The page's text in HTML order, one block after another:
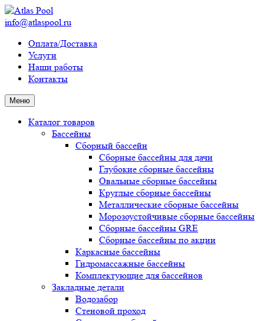
info@atlaspool.ru
Оплата/Доставка
Услуги
Наши работы
Контакты
Меню
Каталог товаров
Бассейны
Сборный бассейн
Сборные бассейны для дачи
Глубокие сборные бассейны
Овальные сборные бассейны
Круглые сборные бассейны
Металлические сборные бассейны
Морозоустойчивые сборные бассейны
Сборные бассейны GRE
Сборные бассейны по акции
Каркасные бассейны
Гидромассажные бассейны
Комплектующие для бассейнов
Закладные детали
Водозабор
Стеновой проход